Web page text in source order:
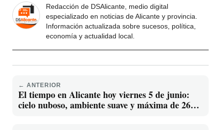
Redacción de DSAlicante, medio digital
especializado en noticias de Alicante y provincia.
Información actualizada sobre sucesos, política,
economía y actualidad local.
← ANTERIOR
El tiempo en Alicante hoy viernes 5 de junio:
cielo nuboso, ambiente suave y máxima de 26